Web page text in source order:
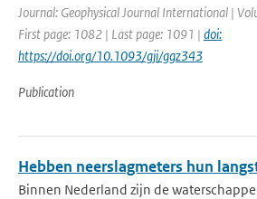
Journal: Geophysical Journal International |
First page: 1082 | Last page: 1091 | doi:
https://doi.org/10.1093/gji/ggz343
Publication
Hebben neerslagmeters hun
Binnen Nederland zijn de